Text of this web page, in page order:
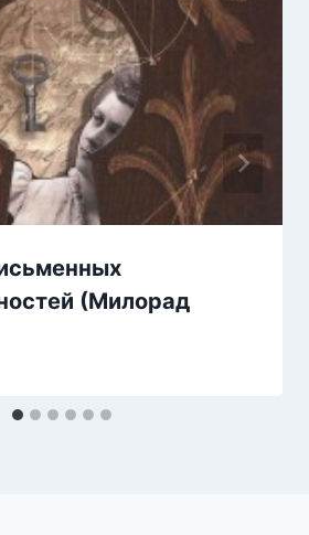
(Милорад